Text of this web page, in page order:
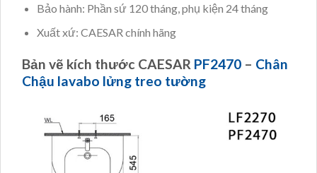
Bảo hành: Phần sứ 120 tháng, phụ kiện 24 tháng
Xuất xứ: CAESAR chính hãng
Bản vẽ kích thước CAESAR PF2470 – Chân
Chậu lavabo lửng treo tường